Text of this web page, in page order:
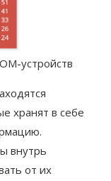
устройств
хранят в себе
внутрь
от их